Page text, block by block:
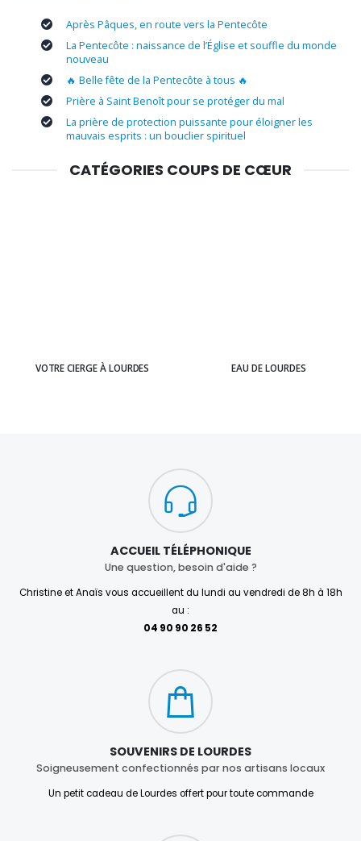
Après Pâques, en route vers la Pentecôte
La Pentecôte : naissance de l’Église et souffle du monde
nouveau
🔥 Belle fête de la Pentecôte à tous 🔥
Prière à Saint Benoît pour se protéger du mal
La prière de protection puissante pour éloigner les
mauvais esprits : un bouclier spirituel
CATÉGORIES COUPS DE CŒUR
VOTRE CIERGE À LOURDES EAU DE LOURDES
ACCUEIL TÉLÉPHONIQUE
Une question, besoin d'aide ?
Christine et Anaïs vous accueillent du lundi au vendredi de 8h à 18h
au :
04 90 90 26 52
SOUVENIRS DE LOURDES
Soigneusement confectionnés par nos artisans locaux
Un petit cadeau de Lourdes offert pour toute commande